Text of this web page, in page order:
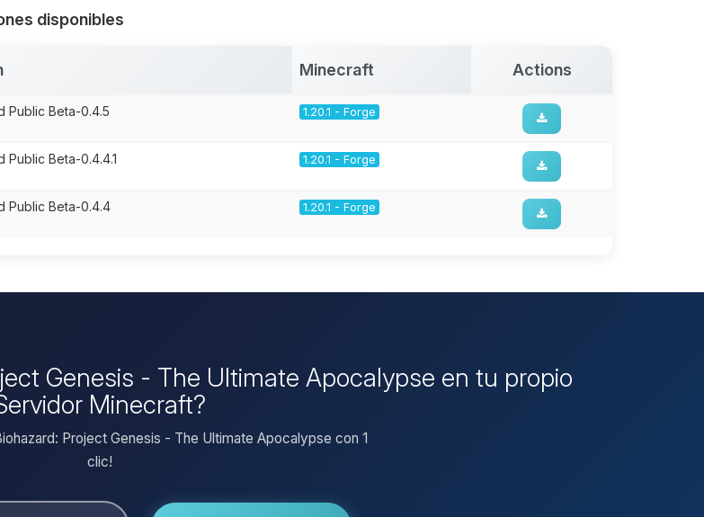
disponibles
Minecraft Actions
Public Beta-0.4.5 1.20.1 - Forge
Public Beta-0.4.4.1 1.20.1 - Forge
Public Beta-0.4.4 1.20.1 - Forge
Genesis - The Ultimate Apocalypse en tu propio
Minecraft?
Project Genesis - The Ultimate Apocalypse con 1
clic!